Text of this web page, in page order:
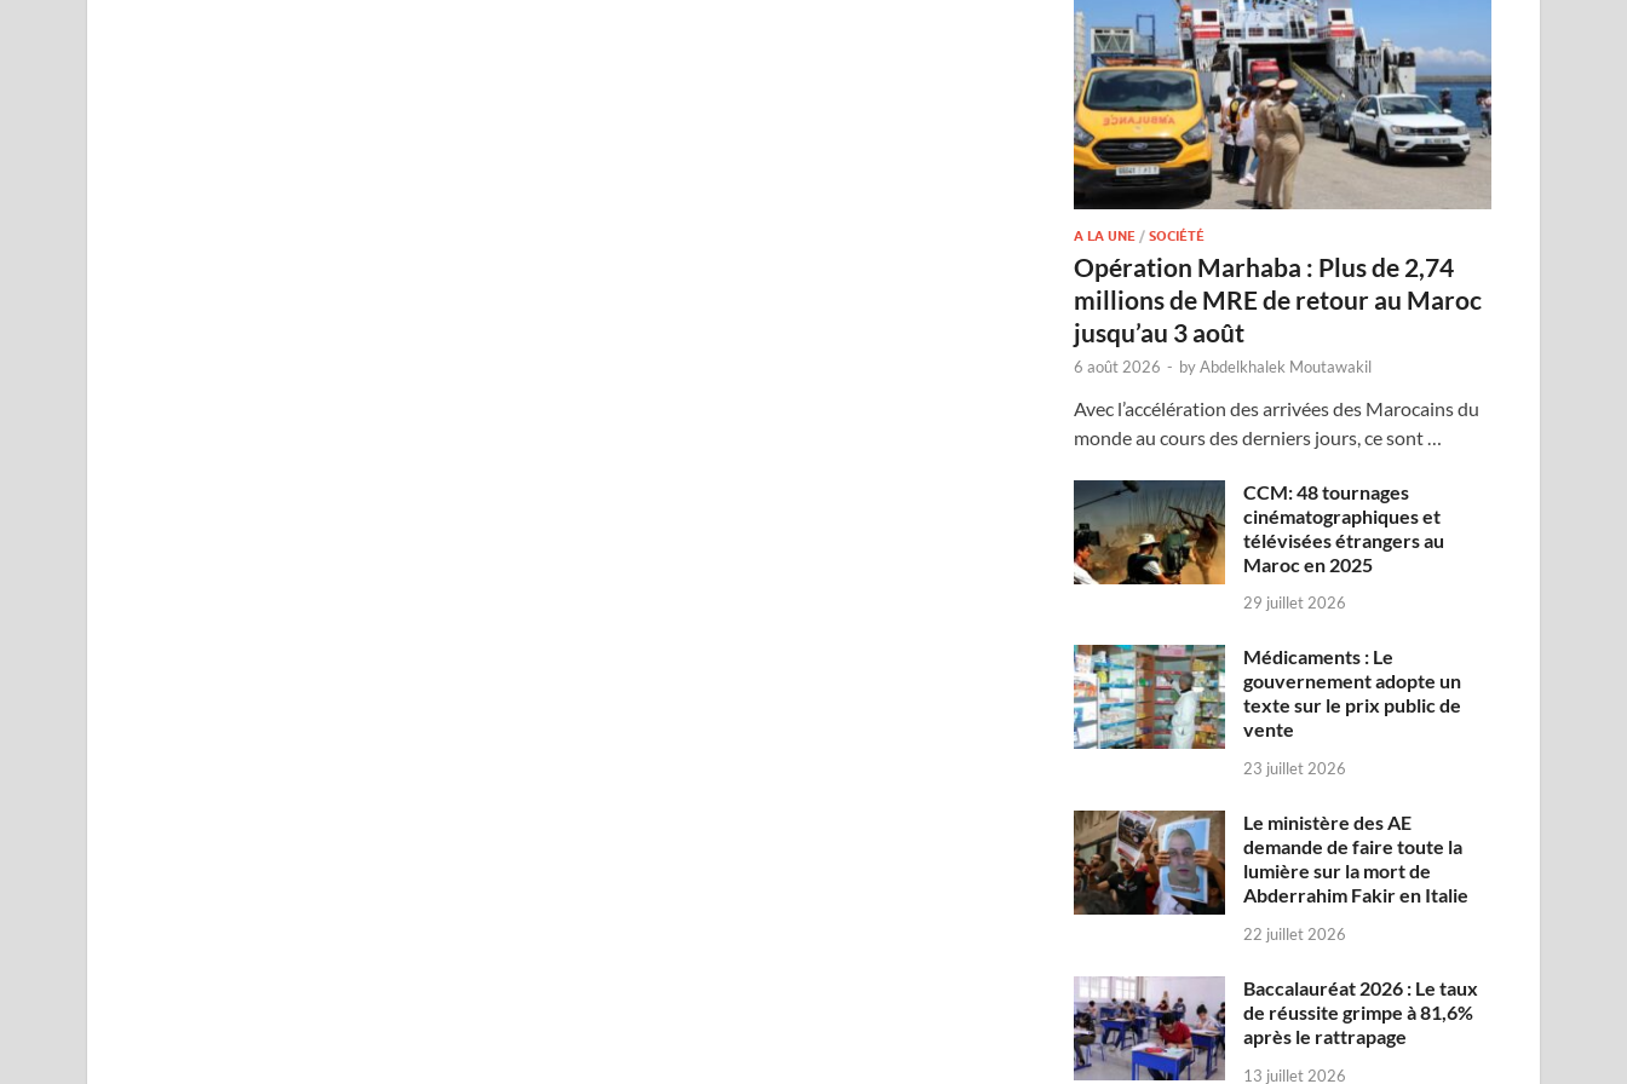
A LA UNE /SOCIÉTÉ
Opération Marhaba : Plus de 2,74
millions de MRE de retour au Maroc
jusqu’au 3 août
6 août 2026 - byAbdelkhalek Moutawakil
Avec l’accélération des arrivées des Marocains du
monde au cours des derniers jours, ce sont …
CCM: 48 tournages
cinématographiques et
télévisées étrangers au
Maroc en 2025
29 juillet 2026
Médicaments : Le
gouvernement adopte un
texte sur le prix public de
vente
23 juillet 2026
Le ministère des AE
demande de faire toute la
lumière sur la mort de
Abderrahim Fakir en Italie
22 juillet 2026
Baccalauréat 2026 : Le taux
de réussite grimpe à 81,6%
après le rattrapage
13 juillet 2026